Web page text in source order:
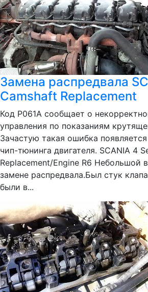
Замена распредвала
Camshaft Replacement
Код Р061А сообщает о
управления по показаниям
Зачастую такая ошибка
чип-тюнинга двигателя. SCANIA 4
Replacement/Engine R6 Небольшой
замене распредвала.Был стук
были в...